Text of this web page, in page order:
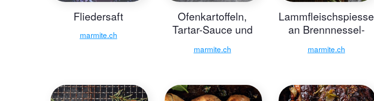
Fliedersaft
marmite.ch
Ofenkartoffeln,
Tartar-Sauce und
Löwenzahnknospen
marmite.ch
Lammfleischspiesse
an Brennnessel-
marmite.ch